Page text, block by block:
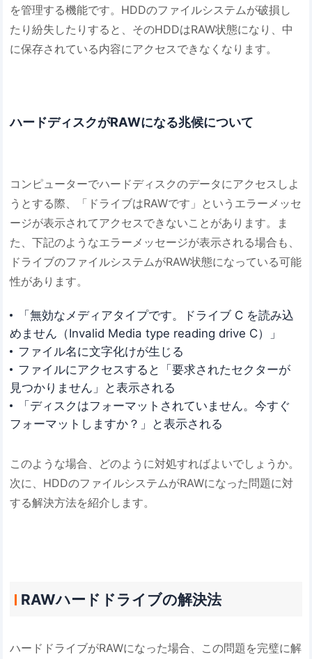
を管理する機能です。HDDのファイルシステムが破損し
たり紛失したりすると、そのHDDはRAW状態になり、中
に保存されている内容にアクセスできなくなります。
​​ハードディスクがRAWになる兆候について​​
コンピューターでハードディスクのデータにアクセスしよ
うとする際、「ドライブはRAWです」というエラーメッセ
ージが表示されてアクセスできないことがあります。ま
た、下記のようなエラーメッセージが表示される場合も、
ドライブのファイルシステムがRAW状態になっている可能
性があります。
「無効なメディアタイプです。ドライブ C を読み込
めません（Invalid Media type reading drive C）」
ファイル名に文字化けが生じる
ファイルにアクセスすると「要求されたセクターが
見つかりません」と表示される
「ディスクはフォーマットされていません。今すぐ
フォーマットしますか？」と表示される
このような場合、どのように対処すればよいでしょうか。
次に、HDDのファイルシステムがRAWになった問題に対
する解決方法を紹介します。
RAWハードドライブの解決法
ハードドライブがRAWになった場合、この問題を完璧に解